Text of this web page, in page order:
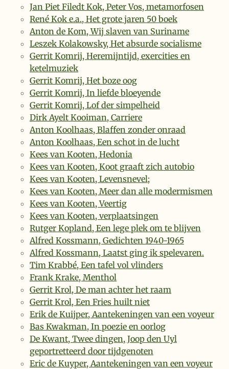
Jan Piet Filedt Kok, Peter Vos, metamorfosen
René Kok e.a., Het grote jaren 50 boek
Anton de Kom, Wij slaven van Suriname
Leszek Kolakowsky, Het absurde socialisme
Gerrit Komrij, Heremijntijd, exercities en
ketelmuziek
Gerrit Komrij, Het boze oog
Gerrit Komrij, In liefde bloeyende
Gerrit Komrij, Lof der simpelheid
Dirk Ayelt Kooiman, Carriere
Anton Koolhaas, Blaffen zonder onraad
Anton Koolhaas, Een schot in de lucht
Kees van Kooten, Hedonia
Kees van Kooten, Koot graaft zich autobio
Kees van Kooten, Levensnevel;
Kees van Kooten, Meer dan alle modermismen
Kees van Kooten, Veertig
Kees van Kooten, verplaatsingen
Rutger Kopland, Een lege plek om te blijven
Alfred Kossmann, Gedichten 1940-1965
Alfred Kossmann, Laatst ging ik spelevaren.
Tim Krabbé, Een tafel vol vlinders
Frank Krake, Menthol
Gerrit Krol, De man achter het raam
Gerrit Krol, Een Fries huilt niet
Erik de Kuijper, Aantekeningen van een voyeur
Bas Kwakman, In poezie en oorlog
De Kwant, Twee dingen, Joop den Uyl
geportretteerd door tijdgenoten
Eric de Kuyper, Aantekeningen van een voyeur